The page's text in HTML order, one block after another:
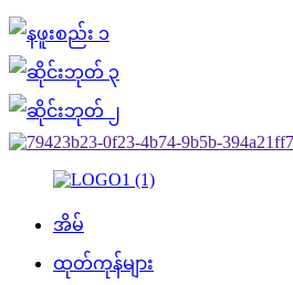
အိမ်
ထုတ်ကုန်များ